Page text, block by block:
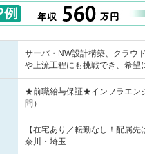
サーバ・NW設計構築、クラウ
や上流工程にも挑戦でき、希望
★前職給与保証★インフラエン
問）
【在宅あり／転勤なし！配属
奈川・埼玉…